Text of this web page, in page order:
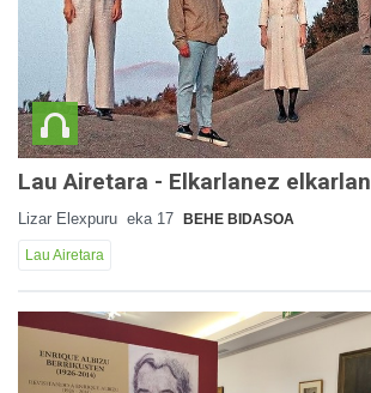
Lau Airetara - Elkarlanez elkarlan
Lizar Elexpuru eka 17 BEHE BIDASOA
Lau Airetara